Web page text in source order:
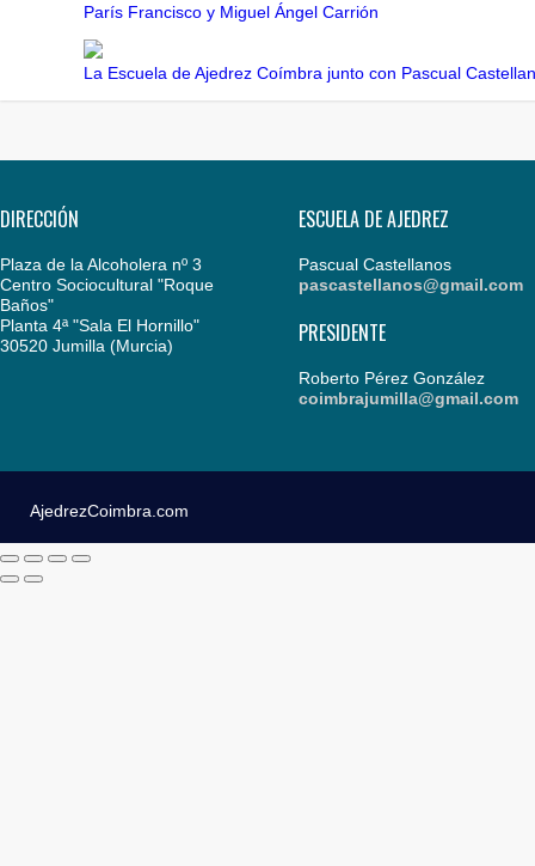
París Francisco y Miguel Ángel Carrión
La Escuela de Ajedrez Coímbra junto con Pascual
DIRECCIÓN
Plaza de la Alcoholera nº 3
Centro Sociocultural "Roque
Baños"
Planta 4ª "Sala El Hornillo"
30520 Jumilla (Murcia)
ESCUELA DE AJEDREZ
Pascual Castellanos
pascastellanos@gmail.com
PRESIDENTE
Roberto Pérez González
coimbrajumilla@gmail.com
AjedrezCoimbra.com